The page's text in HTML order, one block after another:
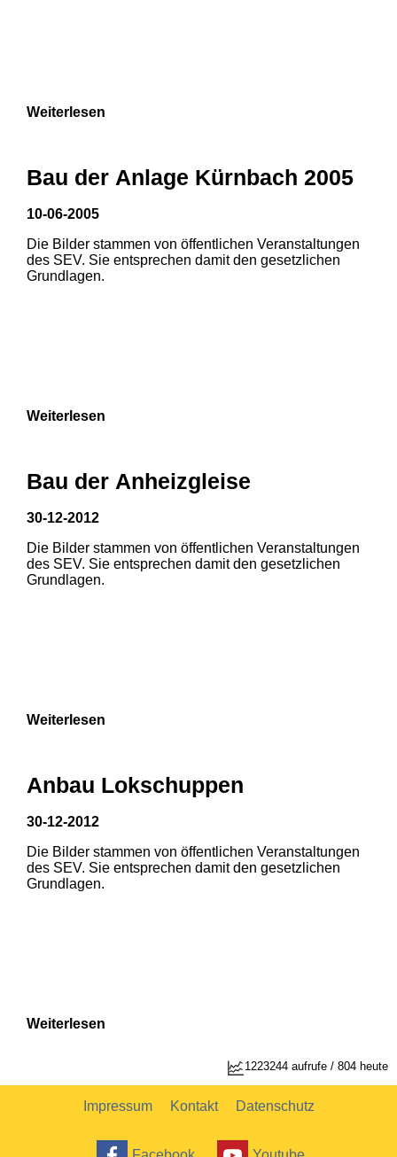
1 2
1 2
Weiterlesen
Bau der Anlage Kürnbach 2005
10-06-2005
Die Bilder stammen von öffentlichen Veranstaltungen
des SEV. Sie entsprechen damit den gesetzlichen
Grundlagen.
Weiterlesen
Bau der Anheizgleise
30-12-2012
Die Bilder stammen von öffentlichen Veranstaltungen
des SEV. Sie entsprechen damit den gesetzlichen
Grundlagen.
Weiterlesen
Anbau Lokschuppen
30-12-2012
Die Bilder stammen von öffentlichen Veranstaltungen
des SEV. Sie entsprechen damit den gesetzlichen
Grundlagen.
Weiterlesen
1223244 aufrufe / 804 heute
Impressum Kontakt Datenschutz